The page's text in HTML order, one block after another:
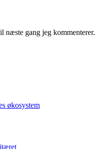
næste gang jeg kommenterer.
økosystem